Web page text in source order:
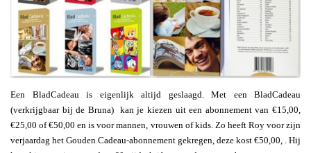
Een BladCadeau is eigenlijk altijd geslaagd. Met een BladCadeau
(verkrijgbaar bij de Bruna) kan je kiezen uit een abonnement van €15,00,
€25,00 of €50,00 en is voor mannen, vrouwen of kids. Zo heeft Roy voor zijn
verjaardag het Gouden Cadeau-abonnement gekregen, deze kost €50,00, . Hij